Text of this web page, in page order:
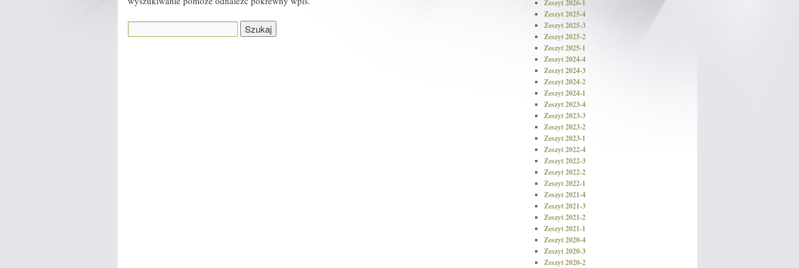
Zeszyt 2026-1
Zeszyt 2025-4
Zeszyt 2025-3
Zeszyt 2025-2
Zeszyt 2025-1
Zeszyt 2024-4
Zeszyt 2024-3
Zeszyt 2024-2
Zeszyt 2024-1
Zeszyt 2023-4
Zeszyt 2023-3
Zeszyt 2023-2
Zeszyt 2023-1
Zeszyt 2022-4
Zeszyt 2022-3
Zeszyt 2022-2
Zeszyt 2022-1
Zeszyt 2021-4
Zeszyt 2021-3
Zeszyt 2021-2
Zeszyt 2021-1
Zeszyt 2020-4
Zeszyt 2020-3
Zeszyt 2020-2